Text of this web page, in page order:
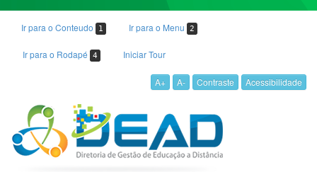
Ir para o Conteudo 1 Ir para o Menu 2
Ir para o Rodapé 4 Iniciar Tour
A+ A- Contraste Acessibilidade